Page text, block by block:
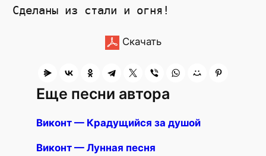
Скачать
Еще песни автора
Виконт — Крадущийся за душой
Виконт — Лунная песня